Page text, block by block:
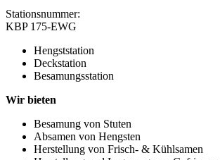
Stationsnummer:
KBP 175-EWG
Hengststation
Deckstation
Besamungsstation
Wir bieten
Besamung von Stuten
Absamen von Hengsten
Herstellung von Frisch- & Kühlsamen